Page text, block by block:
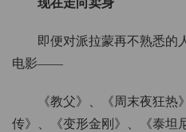
现在走向卖身
即便对派拉蒙再不熟悉的
电影——
《教父》、《周末夜狂
传》、《变形金刚》、《泰坦